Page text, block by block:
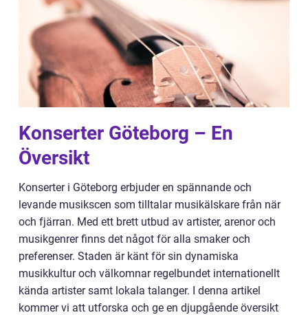
Konserter Göteborg – En
Översikt
Konserter i Göteborg erbjuder en spännande och
levande musikscen som tilltalar musikälskare från när
och fjärran. Med ett brett utbud av artister, arenor och
musikgenrer finns det något för alla smaker och
preferenser. Staden är känt för sin dynamiska
musikkultur och välkomnar regelbundet internationellt
kända artister samt lokala talanger. I denna artikel
kommer vi att utforska och ge en djupgående översikt